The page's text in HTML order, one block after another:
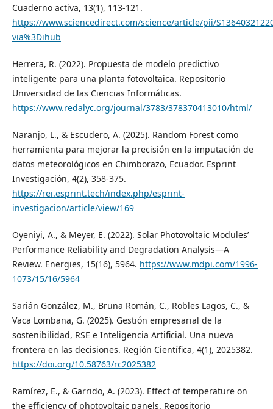
Cuaderno activa, 13(1), 113-121.
https://www.sciencedirect.com/science/article/pii/
via%3Dihub
Herrera, R. (2022). Propuesta de modelo predictivo
inteligente para una planta fotovoltaica. Repositorio
Universidad de las Ciencias Informáticas.
https://www.redalyc.org/journal/3783/378370413010/html/
Naranjo, L., & Escudero, A. (2025). Random Forest como
herramienta para mejorar la precisión en la imputación de
datos meteorológicos en Chimborazo, Ecuador. Esprint
Investigación, 4(2), 358-375.
https://rei.esprint.tech/index.php/esprint-
investigacion/article/view/169
Oyeniyi, A., & Meyer, E. (2022). Solar Photovoltaic Modules’
Performance Reliability and Degradation Analysis—A
Review. Energies, 15(16), 5964. https://www.mdpi.com/1996-
1073/15/16/5964
Sarián González, M., Bruna Román, C., Robles Lagos, C., &
Vaca Lombana, G. (2025). Gestión empresarial de la
sostenibilidad, RSE e Inteligencia Artificial. Una nueva
frontera en las decisiones. Región Científica, 4(1), 2025382.
https://doi.org/10.58763/rc2025382
Ramírez, E., & Garrido, A. (2023). Effect of temperature on
the efficiency of photovoltaic panels. Repositorio